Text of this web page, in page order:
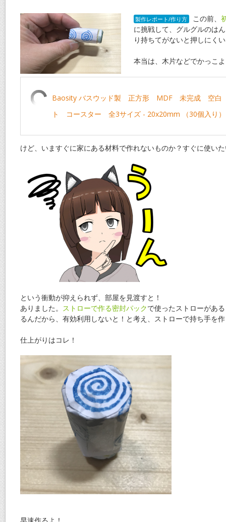
製作レポート/作り方 この前、
に挑戦して、グルグルのは
り持ちてがないと押しにく
本当は、木片などでかっこ
Baosity バスウッド製 正方形 MDF 未完成 空
ト コースター 全3サイズ - 20x20mm （30個入り）
けど、いますぐに家にある材料で作れないものか？すぐに使い
という衝動が抑えられず、部屋を見渡すと！
ありました。 ストローで作る密封パックで使ったストローがあ
るんだから、有効利用しないと！と考え、ストローで持ち手を
仕上がりはコレ！